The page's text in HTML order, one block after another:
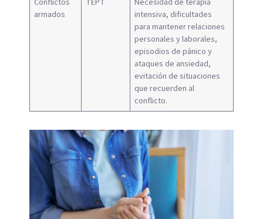
armados
intensiva, dificultades
para mantener relaciones
personales y laborales,
episodios de pánico y
ataques de ansiedad,
evitación de situaciones
que recuerden al
conflicto.